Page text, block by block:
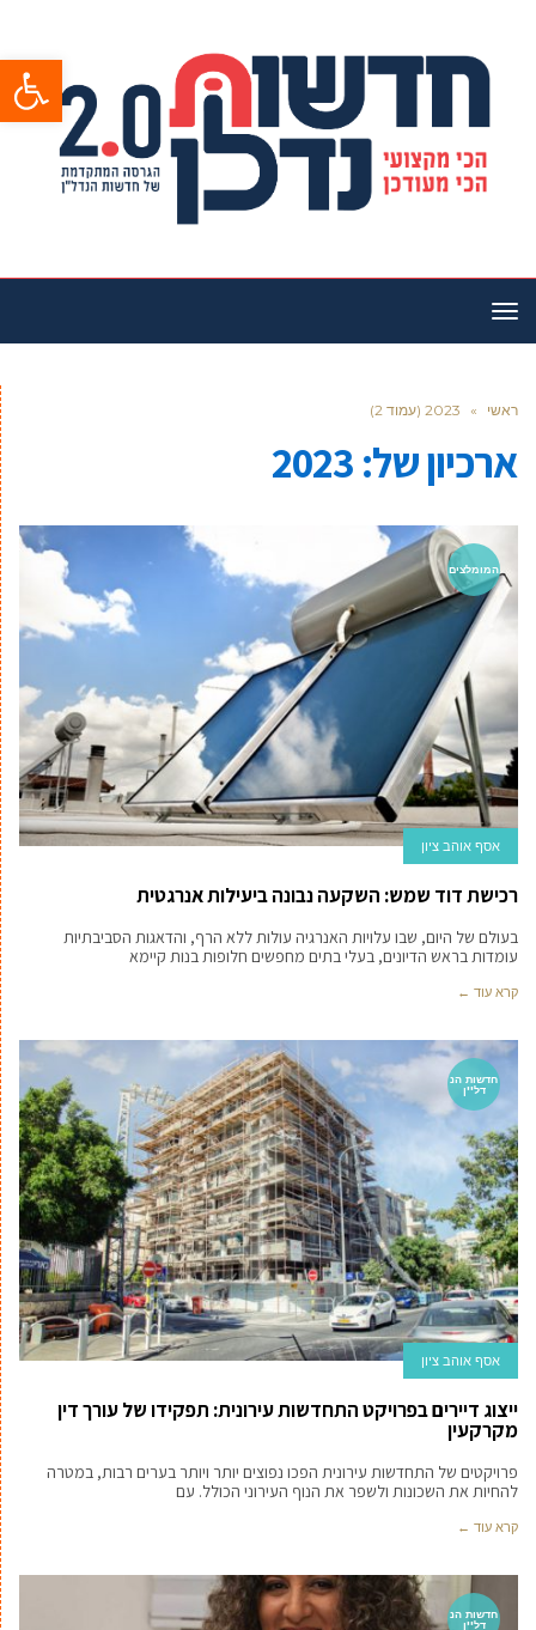
פתח
תפריט
ראשי » 2023 (עמוד 2)
ארכיון של:2023
המומלצים
אסף אוהב ציון
רכישת דוד שמש: השקעה נבונה ביעילות אנרגטית
בעולם של היום, שבו עלויות האנרגיה עולות ללא הרף, והדאגות הסביבתיות
עומדות בראש הדיונים, בעלי בתים מחפשים חלופות בנות קיימא
קרא עוד ←
חדשות הנ
דל''ן
אסף אוהב ציון
ייצוג דיירים בפרויקט התחדשות עירונית: תפקידו של עורך דין
מקרקעין
פרויקטים של התחדשות עירונית הפכו נפוצים יותר ויותר בערים רבות, במטרה
להחיות את השכונות ולשפר את הנוף העירוני הכולל. עם
קרא עוד ←
חדשות הנ
דל''ן